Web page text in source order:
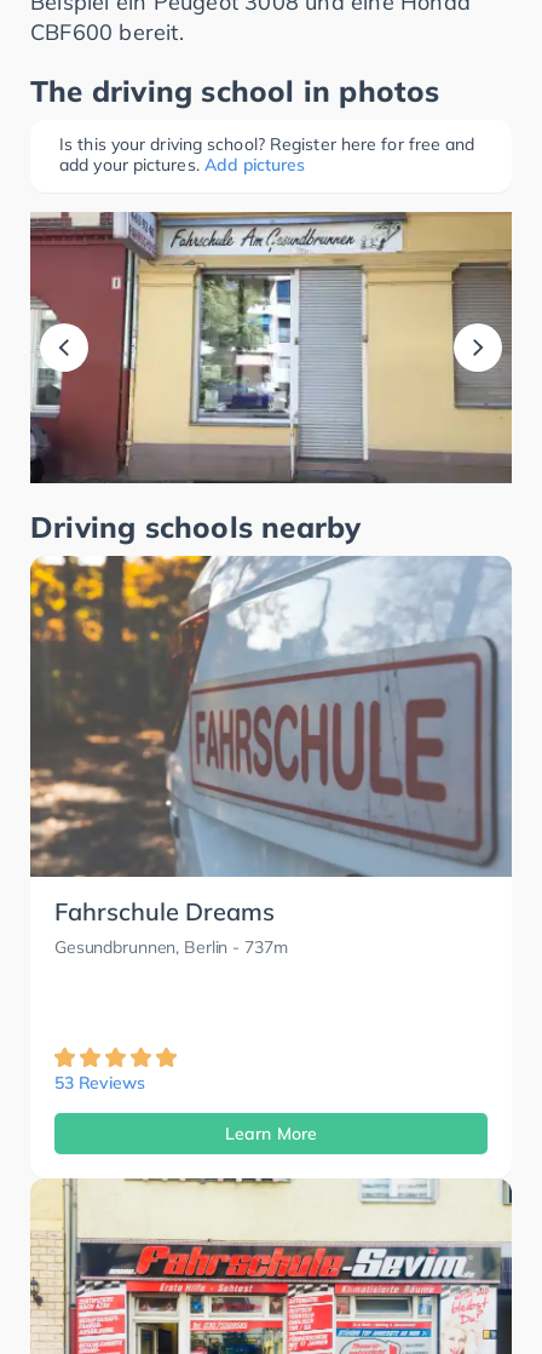
CBF600 bereit.
The driving school in photos
Is this your driving school? Register here for free and
add your pictures. Add pictures
Driving schools nearby
Fahrschule Dreams
Gesundbrunnen, Berlin - 737m
53 Reviews
Learn More